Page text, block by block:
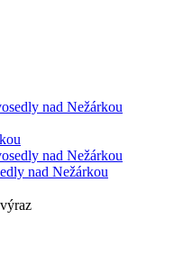
nad Nežárkou